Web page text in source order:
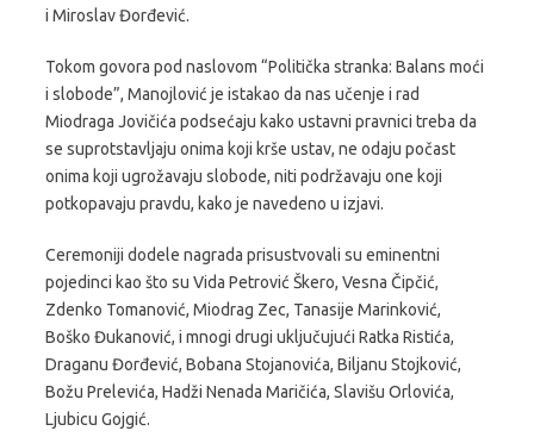
i Miroslav Đorđević.
Tokom govora pod naslovom “Politička stranka: Balans moći
i slobode”, Manojlović je istakao da nas učenje i rad
Miodraga Jovičića podsećaju kako ustavni pravnici treba da
se suprotstavljaju onima koji krše ustav, ne odaju počast
onima koji ugrožavaju slobode, niti podržavaju one koji
potkopavaju pravdu, kako je navedeno u izjavi.
Ceremoniji dodele nagrada prisustvovali su eminentni
pojedinci kao što su Vida Petrović Škero, Vesna Čipčić,
Zdenko Tomanović, Miodrag Zec, Tanasije Marinković,
Boško Đukanović, i mnogi drugi uključujući Ratka Ristića,
Draganu Đorđević, Bobana Stojanovića, Biljanu Stojković,
Božu Prelevića, Hadži Nenada Maričića, Slavišu Orlovića,
Ljubicu Gojgić.